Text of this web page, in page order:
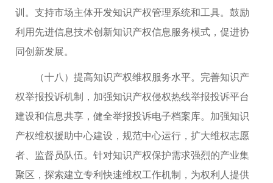
训。支持市场主体开发知识产权管理系统和工具。鼓励
利用先进信息技术创新知识产权信息服务模式，促进协
同创新发展。
（十八）提高知识产权维权服务水平。完善知识产
权举报投诉机制，加强知识产权侵权热线举报投诉平台
建设和信息共享，健全举报投诉电子档案库。加强知识
产权维权援助中心建设，规范中心运行，扩大维权志愿
者、监督员队伍。针对知识产权保护需求强烈的产业集
聚区，探索建立专利快速维权工作机制，为权利人提供